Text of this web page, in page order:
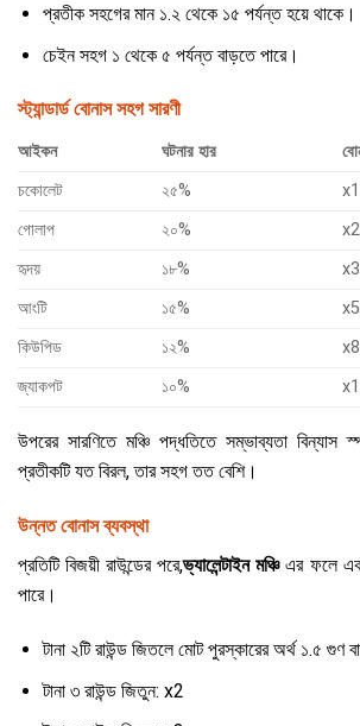
প্রতীক সহগের মান ১.২ থেকে ১৫ পর্যন্ত হয়ে থাকে।
চেইন সহগ ১ থেকে ৫ পর্যন্ত বাড়তে পারে।
স্ট্যান্ডার্ড বোনাস সহগ সারণী
আইকন ঘটনার হার
চকোলেট
২৫%
গোলাপ
২০%
x2
হৃদয়
১৮%
x3
আংটি
১৫%
x5
কিউপিড
১২%
x8
জ্যাকপট
১০%
উপরের সারণিতে মঞ্চি পদ্ধতিতে সম্ভাব্যতা বিন্যাস
প্রতীকটি যত বিরল, তার সহগ তত বেশি।
উন্নত বোনাস ব্যবস্থা
প্রতিটি বিজয়ী রাউন্ডের পরে,ভ্যালেন্টাইন মঞ্চিএর ফলে
পারে।
টানা ২টি রাউন্ড জিতলে মোট পুরস্কারের অর্থ ১.৫ গুণ
টানা ৩ রাউন্ড জিতুন: x2